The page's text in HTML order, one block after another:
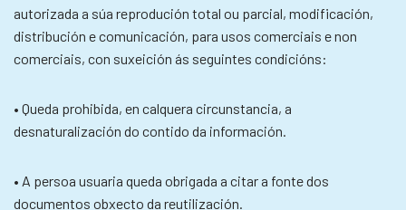
autorizada a súa reprodución total ou parcial, modificación,
distribución e comunicación, para usos comerciais e non
comerciais, con suxeición ás seguintes condicións:
• Queda prohibida, en calquera circunstancia, a
desnaturalización do contido da información.
• A persoa usuaria queda obrigada a citar a fonte dos
documentos obxecto da reutilización.